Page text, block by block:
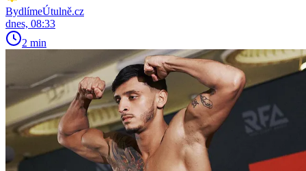
BydlímeÚtulně.cz
dnes, 08:33
2 min